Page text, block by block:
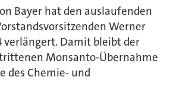
Bayer hat den auslaufenden
Werner
verlängert. Damit bleibt der
Monsanto-Übernahme
des Chemie- und